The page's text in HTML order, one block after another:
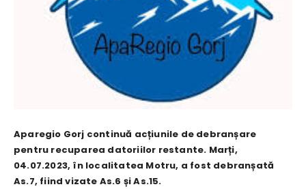
Aparegio Gorj continuă acțiunile de debranșare
pentru recuparea datoriilor restante. Marți,
04.07.2023, în localitatea Motru, a fost debranșată
As.7, fiind vizate As.6 și As.15.